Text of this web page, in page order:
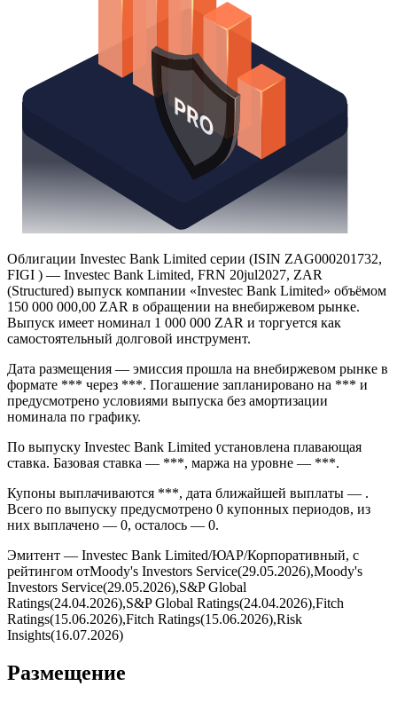
Облигации Investec Bank Limited серии (ISIN ZAG000201732,
FIGI ) — Investec Bank Limited, FRN 20jul2027, ZAR
(Structured) выпуск компании «Investec Bank Limited» объёмом
150 000 000,00 ZAR в обращении на внебиржевом рынке.
Выпуск имеет номинал 1 000 000 ZAR и торгуется как
самостоятельный долговой инструмент.
Дата размещения — эмиссия прошла на внебиржевом рынке в
формате *** через ***. Погашение запланировано на *** и
предусмотрено условиями выпуска без амортизации
номинала по графику.
По выпуску Investec Bank Limited установлена плавающая
ставка. Базовая ставка — ***, маржа на уровне — ***.
Купоны выплачиваются ***, дата ближайшей выплаты — .
Всего по выпуску предусмотрено 0 купонных периодов, из
них выплачено — 0, осталось — 0.
Эмитент — Investec Bank Limited/ЮАР/Корпоративный, с
рейтингом отMoody's Investors Service(29.05.2026),Moody's
Investors Service(29.05.2026),S&P Global
Ratings(24.04.2026),S&P Global Ratings(24.04.2026),Fitch
Ratings(15.06.2026),Fitch Ratings(15.06.2026),Risk
Insights(16.07.2026)
Размещение